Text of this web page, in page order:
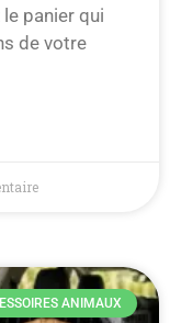
panier qui
de votre
ANIMAUX